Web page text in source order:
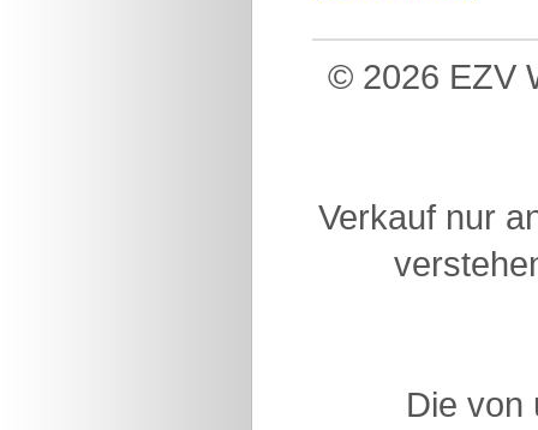
© 2026 EZV
Verkauf nur
Die von